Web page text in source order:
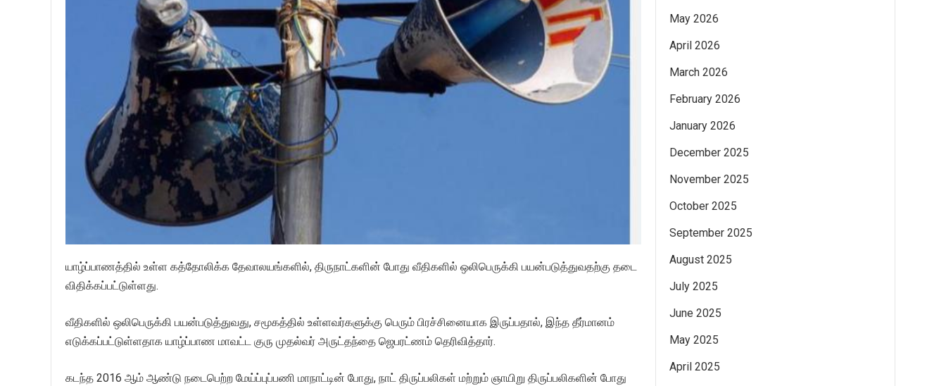
யாழ்ப்பாணத்தில் உள்ள கத்தோலிக்க தேவாலயங்களில், திருநாட்களின் போது வீதிகளில் ஒலிபெருக்கி பயன்படுத்துவதற்கு தடை
விதிக்கப்பட்டுள்ளது.
வீதிகளில் ஒலிபெருக்கி பயன்படுத்துவது, சமூகத்தில் உள்ளவர்களுக்கு பெரும் பிரச்சினையாக இருப்பதால், இந்த தீர்மானம்
எடுக்கப்பட்டுள்ளதாக யாழ்ப்பாண மாவட்ட குரு முதல்வர் அருட்தந்தை ஜெபரட்ணம் தெரிவித்தார்.
கடந்த 2016 ஆம் ஆண்டு நடைபெற்ற மேய்ப்புப்பணி மாநாட்டின் போது, நாட் திருப்பலிகள் மற்றும் ஞாயிறு திருப்பலிகளின் போது
May 2026
April 2026
March 2026
February 2026
January 2026
December 2025
November 2025
October 2025
September 2025
August 2025
July 2025
June 2025
May 2025
April 2025